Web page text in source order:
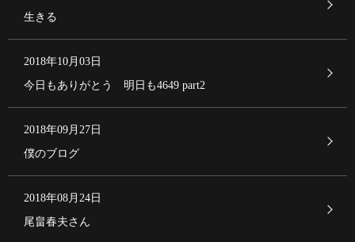
生きる
2018年10月03日
今日もありがとう 明日も4649 part2
2018年09月27日
僕のブログ
2018年08月24日
尾畠春夫さん